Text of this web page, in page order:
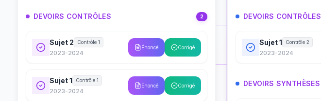
DEVOIRS CONTRÔLES 2
Sujet 2 Contrôle 1
2023-2024
Énoncé Corrigé
Sujet 1 Contrôle 1
2023-2024
Énoncé Corrigé
DEVOIRS CONTRÔLES
Sujet 1 Contrôle 2
2023-2024
DEVOIRS SYNTHÈSES